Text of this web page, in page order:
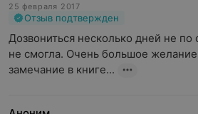
25 февраля 2017
Отзыв подтвержден
Дозвониться несколько дней не
не смогла. Очень большое желание
замечание в книге...